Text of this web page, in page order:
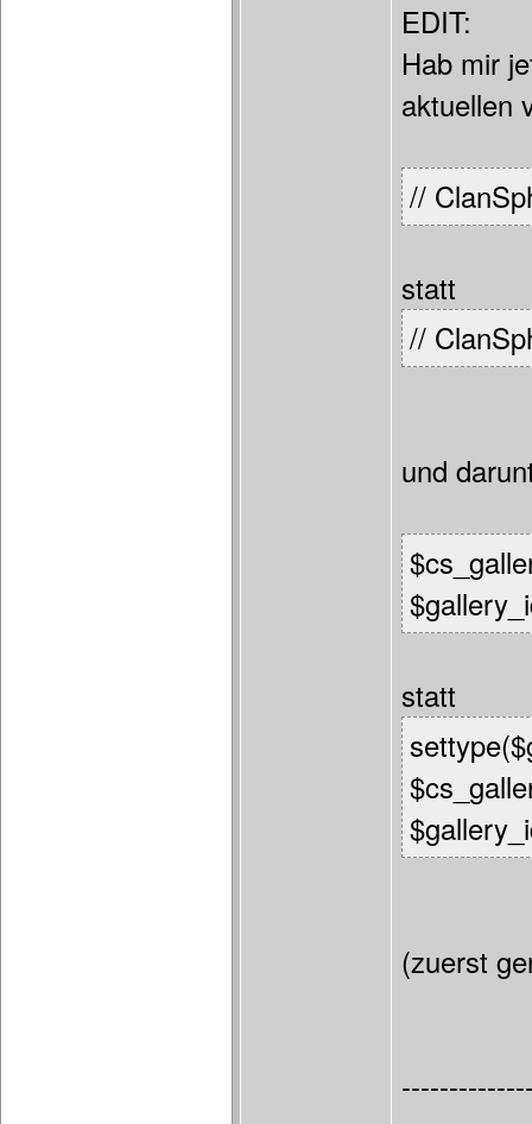
EDIT:
Hab mir
aktuellen
//
statt
//
und
statt
(zuerst